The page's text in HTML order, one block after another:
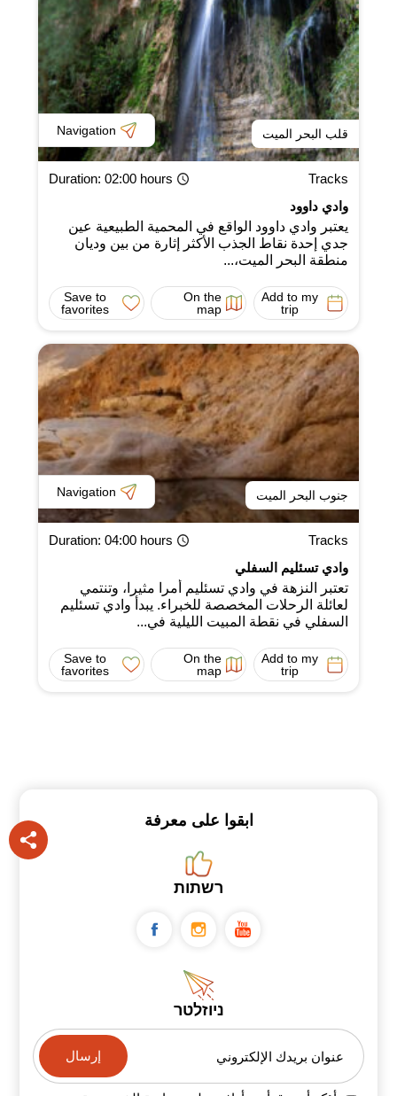
قلب البحر الميت Navigation
Tracks
Duration: 02:00 hours
وادي داوود
يعتبر وادي داوود الواقع في المحمية الطبيعية عين
جدي إحدة نقاط الجذب الأكثر إثارة من بين وديان
منطقة البحر الميت،...
Add to my
trip
On the
map
Save to
favorites
جنوب البحر الميت Navigation
Tracks
Duration: 04:00 hours
وادي تسئليم السفلي
تعتبر النزهة في وادي تسئليم أمرا مثيرا، وتنتمي
لعائلة الرحلات المخصصة للخبراء. يبدأ وادي تسئليم
السفلي في نقطة المبيت الليلية في...
Add to my
trip
On the
map
Save to
favorites
ابقوا على معرفة
רשתות
ניוזלטר
عنوان بريدك الإلكتروني